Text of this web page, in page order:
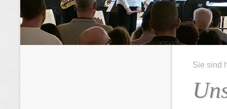
Sie sind